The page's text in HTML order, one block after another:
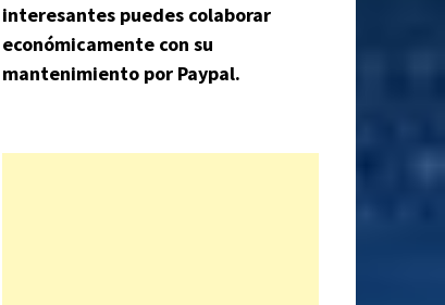
interesantes puedes colaborar
económicamente con su
mantenimiento por Paypal.